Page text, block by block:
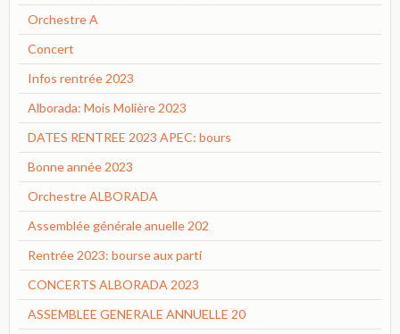
Orchestre A
Concert
Infos rentrée 2023
Alborada: Mois Molière 2023
DATES RENTREE 2023 APEC: bours
Bonne année 2023
Orchestre ALBORADA
Assemblée générale anuelle 202
Rentrée 2023: bourse aux parti
CONCERTS ALBORADA 2023
ASSEMBLEE GENERALE ANNUELLE 20